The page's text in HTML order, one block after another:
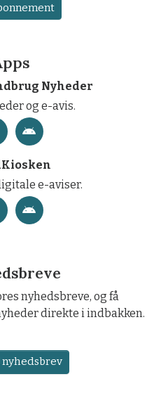
Nyheder
og e-avis.
e-aviser.
nyhedsbreve, og få
direkte i indbakken.